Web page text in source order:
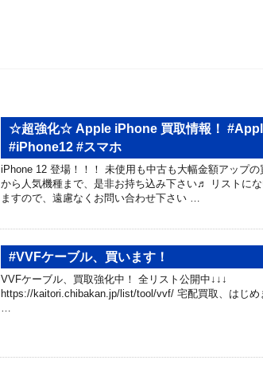
☆超強化☆ Apple iPhone 買取情報！
#iPhone12 #スマホ
iPhone 12 登場！！！ 未使用も中古も大幅金額アップ
から人気機種まで、是非お持ち込み下さい♬ リストに
ますので、遠慮なくお問い合わせ下さい …
#VVFケーブル、買います！
VVFケーブル、買取強化中！ 全リスト公開中↓↓↓
https://kaitori.chibakan.jp/list/tool/vvf/ 宅配買取、はじ
…